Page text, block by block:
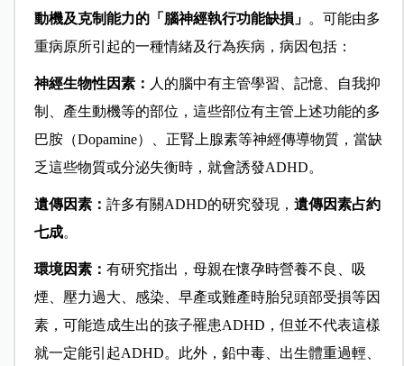
動機及克制能力的「腦神經執行功能缺損」 。可能由多
重病原所引起的一種情緒及行為疾病，病因包括：
神經生物性因素： 人的腦中有主管學習、記憶、自我抑
制、產生動機等的部位，這些部位有主管上述功能的多
巴胺（Dopamine）、正腎上腺素等神經傳導物質，當缺
乏這些物質或分泌失衡時，就會誘發ADHD。
遺傳因素： 許多有關ADHD的研究發現， 遺傳因素占約
七成。
環境因素： 有研究指出，母親在懷孕時營養不良、吸
煙、壓力過大、感染、早產或難產時胎兒頭部受損等因
素，可能造成生出的孩子罹患ADHD，但並不代表這樣
就一定能引起ADHD。此外，鉛中毒、出生體重過輕、